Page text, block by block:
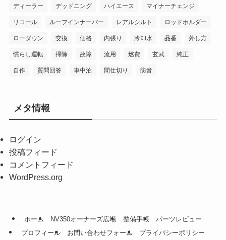
ディーラー デッドニング ハイエース マイナーチェンジ
リコール ルーフインナーバー レアルシルト ロッドホルダー
ローダウン 交換 価格 内張り 冷却水 品番 外し方
慣らし運転 掃除 故障 流用 燃費 玄武 純正
自作 質問回答 車中泊 間仕切り 防音
メタ情報
ログイン
投稿フィード
コメントフィード
WordPress.org
ホーム NV350オーナーズ広場 整備手帳
パーツレビュー
プロフィール
お問い合わせフォーム プライバシーポリシー